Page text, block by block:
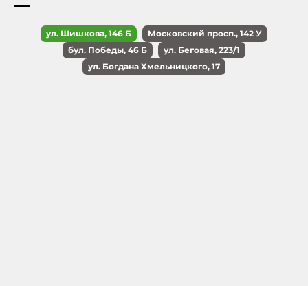
ул. Шишкова, 146 Б
Московский просп., 142 У
бул. Победы, 46 Б
ул. Беговая, 223/1
ул. Богдана Хмельницкого, 17